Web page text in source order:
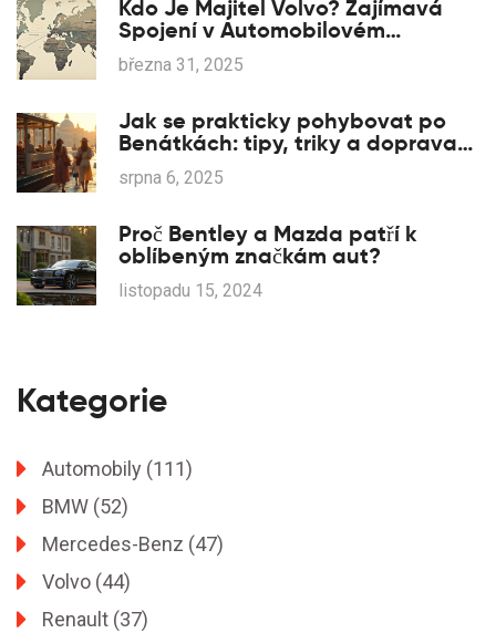
Kdo Je Majitel Volvo? Zajímavá
Spojení v Automobilovém
Průmyslu
března 31, 2025
Jak se prakticky pohybovat po
Benátkách: tipy, triky a doprava
ve městě na vodě
srpna 6, 2025
Proč Bentley a Mazda patří k
oblíbeným značkám aut?
listopadu 15, 2024
Kategorie
Automobily (111)
BMW (52)
Mercedes-Benz (47)
Volvo (44)
Renault (37)